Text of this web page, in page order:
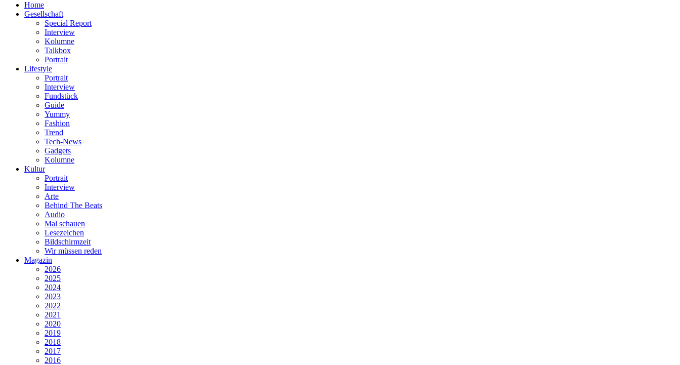
Home
Gesellschaft
Special Report
Interview
Kolumne
Talkbox
Portrait
Lifestyle
Portrait
Interview
Fundstück
Guide
Yummy
Fashion
Trend
Tech-News
Gadgets
Kolumne
Kultur
Portrait
Interview
Arte
Behind The Beats
Audio
Mal schauen
Lesezeichen
Bildschirmzeit
Wir müssen reden
Magazin
2026
2025
2024
2023
2022
2021
2020
2019
2018
2017
2016